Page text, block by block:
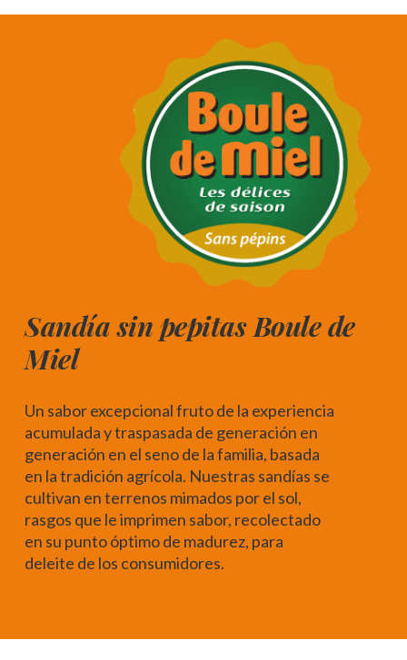
Sandía sin pepitas Boule de
Miel
Un sabor excepcional fruto de la experiencia
acumulada y traspasada de generación en
generación en el seno de la familia, basada
en la tradición agrícola. Nuestras sandías se
cultivan en terrenos mimados por el sol,
rasgos que le imprimen sabor, recolectado
en su punto óptimo de madurez, para
deleite de los consumidores.